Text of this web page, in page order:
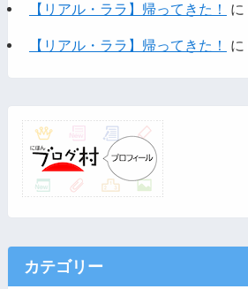
【リアル・ララ】帰ってきた！ に
【リアル・ララ】帰ってきた！ に
カテゴリー